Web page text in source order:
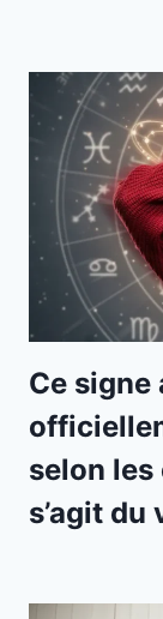
Ce
selon les
s’agit du